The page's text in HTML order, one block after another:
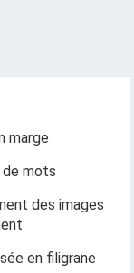
marge
de mots
des images
en filigrane